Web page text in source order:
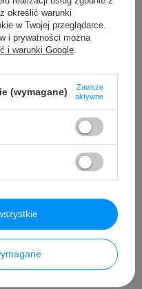
określić warunki
w Twojej przeglądarce.
i prywatności można
i warunki Google
(wymagane)
Zawsze
aktywne